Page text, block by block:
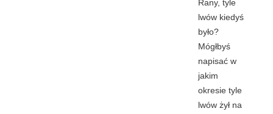
Rany, tyle
lwów kiedyś
było?
Mógłbyś
napisać w
jakim
okresie tyle
lwów żył na